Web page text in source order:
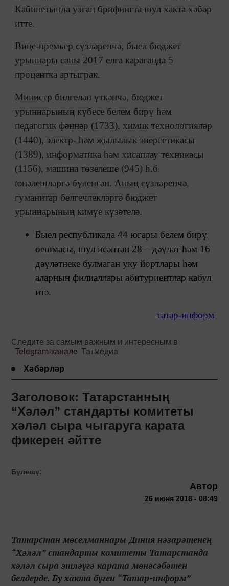
Кабинетында узган брифингта шул хакта хәбәр
итте.
Вице-премьер сүзләренчә, быел бюджет
урыннары саны 2017 елга караганда 5
процентка артыграк.
Министр билгеләп үткәнчә, бюджет
урыннарының күбесе белем бирү һәм
педагогик фәннәр (1733), химик технологияләр
(1440), электр- һәм җылылык энергетикасы
(1389), информатика һәм хисаплау техникасы
(1156), машина төзелеше (945) һ.б.
юнәлешләргә бүленгән. Аның сүзләренчә,
гуманитар белгечлекләргә бюджет
урыннарының кимүе күзәтелә.
Быел республикада 44 югары белем бирү
оешмасы, шул исәптән 28 – дәүләт һәм 16
дәүләтнеке булмаган уку йортлары һәм
аларның филиаллары абитуриентлар кабул
итә.
татар-информ
Следите за самым важным и интересным в
Telegram-канале Татмедиа
Хәбәрләр
Заголовок: Татарстанның
“Хәләл” стандарты комитеты
хәләл сыра чыгаруга карата
фикерен әйтте
Бүлешү:
Автор
26 июня 2018 - 08:49
Татарстан мөселманнары Диния нәзарәтенең
“Хәләл” стандарты комитеты Татарстанда
хәләл сыра эшләүгә карата мөнәсәбәтен
белдерде. Бу хакта бүген “Татар-информ”